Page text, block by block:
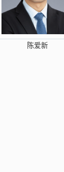
陈爱新